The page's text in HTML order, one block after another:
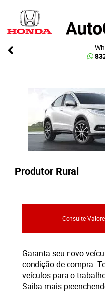
Produtor Rural
Consulte
Garanta seu novo
condição de compra.
veículos para o
Saiba mais